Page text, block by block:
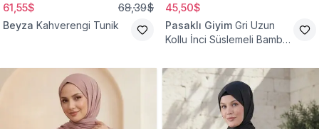
61,55$ 68,39$
Beyza Kahverengi Tunik
45,50$
Pasaklı Giyim Gri Uzun
Kollu İnci Süslemeli Bambu